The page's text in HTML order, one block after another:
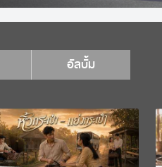
อัลบั้ม